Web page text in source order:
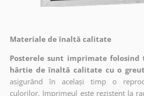
Materiale de înaltă calitate
Posterele sunt imprimate folosind
hârtie de înaltă calitate cu o
asigurând în același timp o
culorilor. Imprimeul este rezistent la